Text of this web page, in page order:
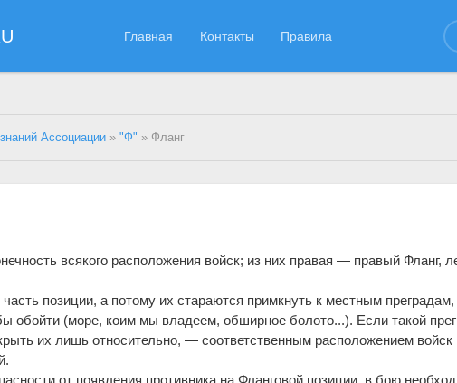
Главная Контакты Правила
Ассоциации »"Ф" » Фланг
всякого расположения войск; из них правая — правый Фланг,
позиции, а потому их стараются примкнуть к местным преградам,
обойти (море, коим мы владеем, обширное болото...). Если такой
их лишь относительно, — соответственным расположением войск
от появления противника на Фланговой позиции, в бою